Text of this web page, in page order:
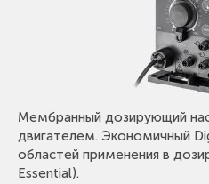
Мембранный дозирующий
двигателем. Экономичный
областей применения в
Essential).